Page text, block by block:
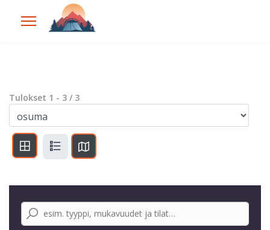
Tulokset 1 - 3 / 3